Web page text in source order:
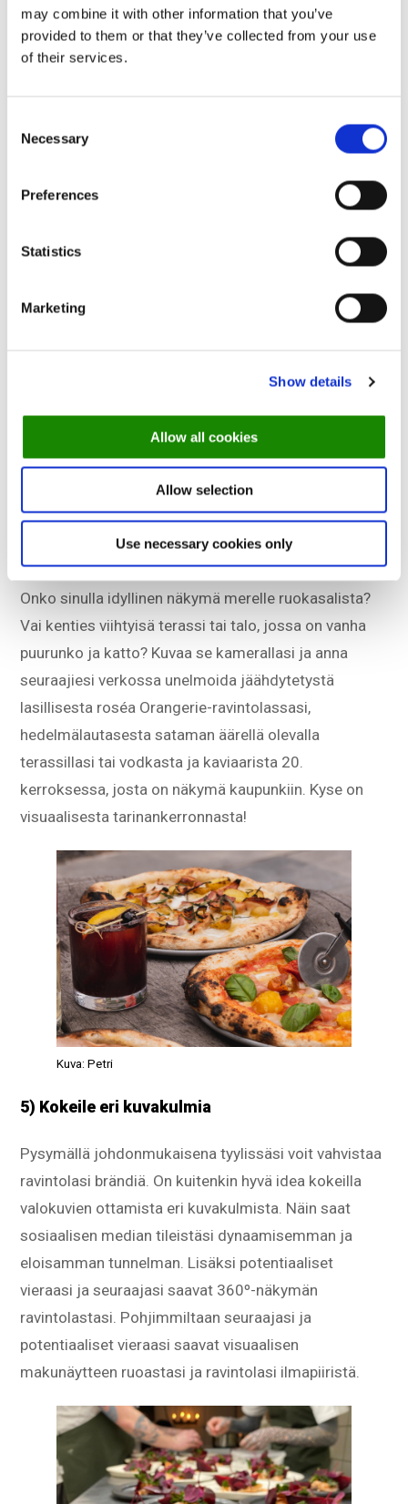
may combine it with other information that you’ve
provided to them or that they’ve collected from your use
of their services.
Selection
Necessary
Preferences
Statistics
Marketing
Show details
Allow all cookies
Allow selection
Use necessary cookies only
Kuva: AOC
Ehkä sinulla on yksi tai useampi ruokalaji, jossa on
monia kauniita yksityiskohtia, joita haluat korostaa
sosiaalisen median alustoillasi. Näin varmistat, että
Kuva: Fredensborg Store Kro
4) Korosta asioita, jotka tekevät ravintolastasi
Onko sinulla idyllinen näkymä merelle ruokasalista?
Vai kenties viihtyisä terassi tai talo, jossa on vanha
puurunko ja katto? Kuvaa se kamerallasi ja anna
seuraajiesi verkossa unelmoida jäähdytetystä
lasillisesta roséa Orangerie-ravintolassasi,
hedelmälautasesta sataman äärellä olevalla
terassillasi tai vodkasta ja kaviaarista 20.
kerroksessa, josta on näkymä kaupunkiin. Kyse on
visuaalisesta tarinankerronnasta!
Kuva: Petri
5) Kokeile eri kuvakulmia
Pysymällä johdonmukaisena tyylissäsi voit vahvistaa
ravintolasi brändiä. On kuitenkin hyvä idea kokeilla
valokuvien ottamista eri kuvakulmista. Näin saat
sosiaalisen median tileistäsi dynaamisemman ja
eloisamman tunnelman. Lisäksi potentiaaliset
vieraasi ja seuraajasi saavat 360º-näkymän
ravintolastasi. Pohjimmiltaan seuraajasi ja
potentiaaliset vieraasi saavat visuaalisen
makunäytteen ruoastasi ja ravintolasi ilmapiiristä.